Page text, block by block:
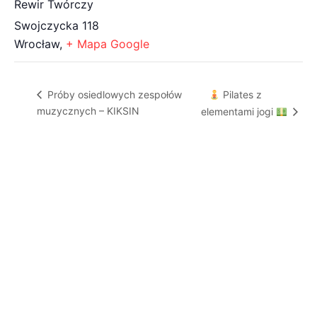
Rewir Twórczy
Swojczycka 118
Wrocław, + Mapa Google
Próby osiedlowych zespołów
muzycznych – KIKSIN
Pilates z
elementami jogi